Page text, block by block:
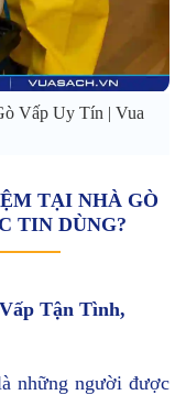
Vấp Uy Tín | Vua
TẠI NHÀ GÒ
TIN DÙNG?
Tận Tình,
những người được